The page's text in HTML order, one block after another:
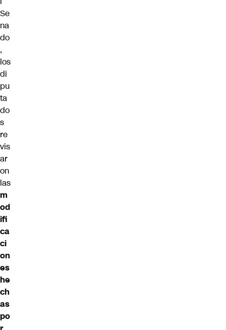
Se
na
do
,
los
di
pu
ta
do
s
re
vis
ar
on
las
m
od
ifi
ca
ci
on
es
he
ch
as
po